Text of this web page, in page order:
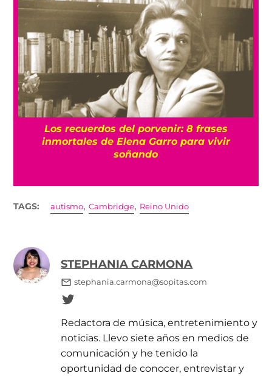
Marte está en México: Bienvenidos a las
dunas rojas de Pacula
TAGS: autismo,Cambridge, Reino Unido
STEPHANIA CARMONA
stephania.carmona@sopitas.com
Redactora de música, entretenimiento y
noticias. Llevo siete años en medios de
comunicación y he tenido la
oportunidad de conocer, entrevistar y